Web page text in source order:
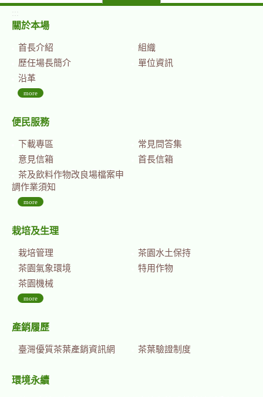
:::
關於本場
首長介紹
組織
歷任場長簡介
單位資訊
沿革
more
便民服務
下載專區
常見問答集
意見信箱
首長信箱
茶及飲料作物改良場檔案申
調作業須知
more
栽培及生理
栽培管理
茶園水土保持
茶園氣象環境
特用作物
茶園機械
more
產銷履歷
臺灣優質茶葉產銷資訊網 茶葉驗證制度
環境永續